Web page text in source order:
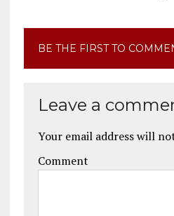
BE THE FIRST TO
Leave a
Your email address will
Comment